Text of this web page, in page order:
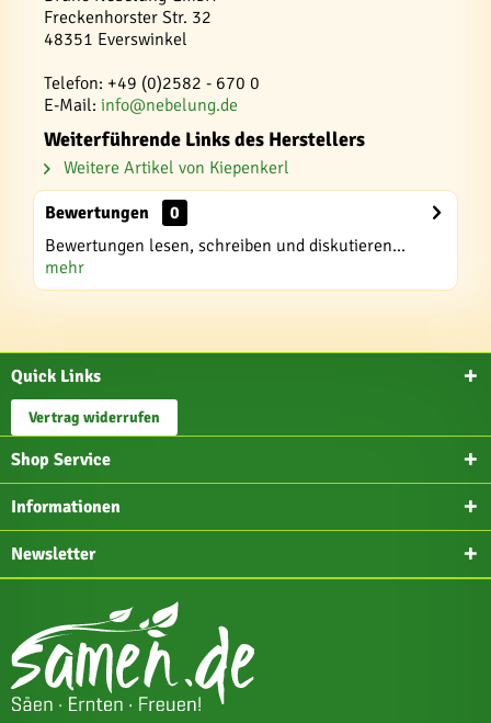
Freckenhorster Str. 32
48351 Everswinkel
Telefon: +49 (0)2582 - 670 0
E-Mail: info@nebelung.de
Weiterführende Links des Herstellers
Weitere Artikel von Kiepenkerl
Bewertungen
0
Bewertungen lesen, schreiben und diskutieren...
mehr
Quick Links
Vertrag widerrufen
Shop Service
Informationen
Newsletter